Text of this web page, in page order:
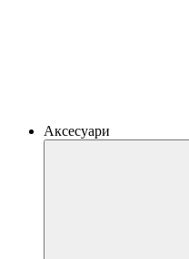
Аксесуари